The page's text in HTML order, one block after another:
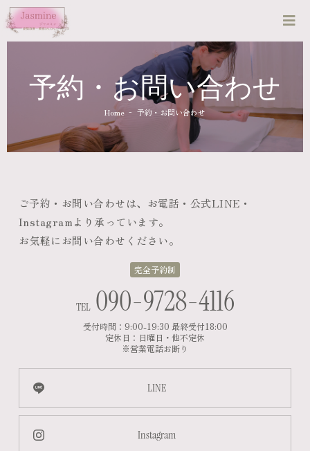
予約・お問い合わせ
Home - 予約・お問い合わせ
ご予約・お問い合わせは、お電話・公式LINE・
Instagramより承っています。
お気軽にお問い合わせください。
完全予約制
TEL090-9728-4116
受付時間：9:00-19:30 最終受付18:00
定休日：日曜日・他不定休
※営業電話お断り
LINE
Instagram